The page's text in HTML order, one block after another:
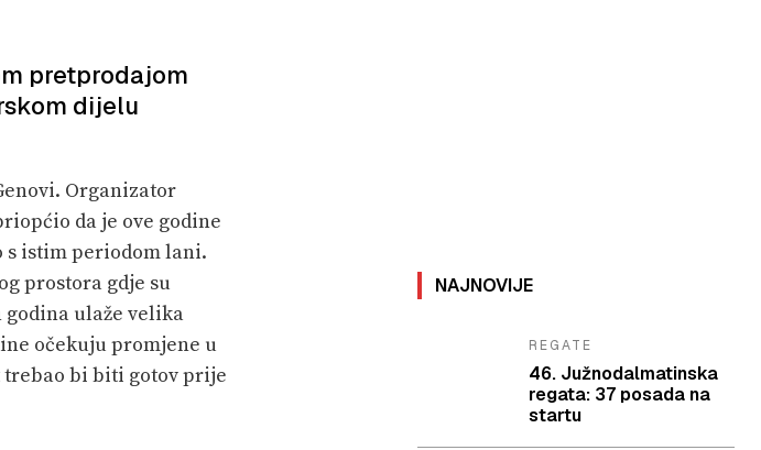
pretprodajom
dijelu
Organizator
da je ove godine
s istim periodom lani.
prostora gdje su
godina ulaže velika
očekuju promjene u
bi biti gotov prije
NAJNOVIJE
REGATE
46. Južnodalmatinska
regata: 37 posada na
startu